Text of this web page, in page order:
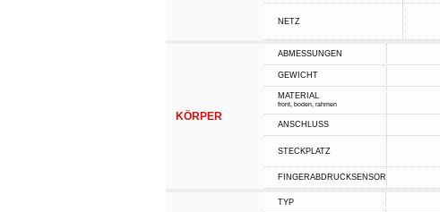
NETZ
KÖRPER
ABMESSUNGEN
GEWICHT
MATERIAL
front, boden, rahmen
ANSCHLUSS
STECKPLATZ
FINGERABDRUCKSENSOR
TYP